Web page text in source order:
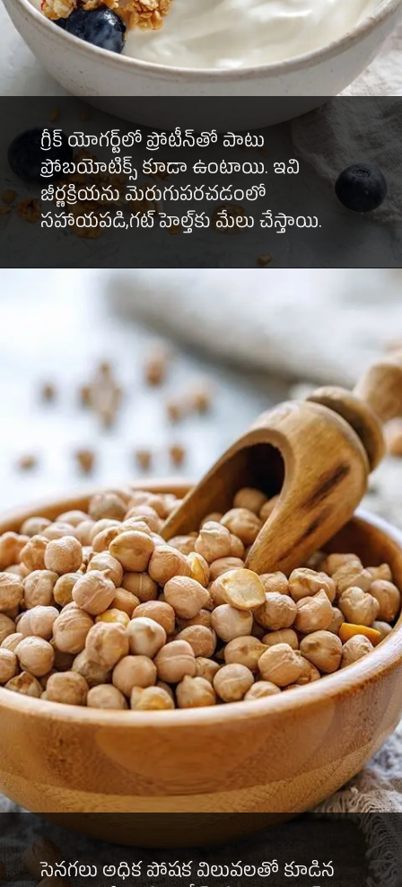
గ్రీక్ యోగర్ట్‌లో ప్రోటీన్‌తో పాటు
ప్రోబయోటిక్స్ కూడా ఉంటాయి. ఇవి
జీర్ణక్రియను మెరుగుపరచడంలో
సహాయపడి,గట్ హెల్త్‌కు మేలు చేస్తాయి.
సెనగలు అధిక పోషక విలువలతో కూడిన